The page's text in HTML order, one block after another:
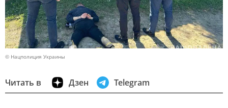
© Нацполиция Украины
Читать в Дзен Telegram